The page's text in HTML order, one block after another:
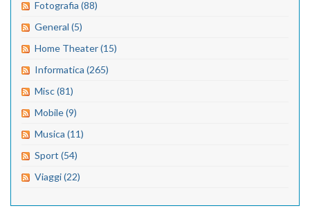
Fotografia (88)
General (5)
Home Theater (15)
Informatica (265)
Misc (81)
Mobile (9)
Musica (11)
Sport (54)
Viaggi (22)